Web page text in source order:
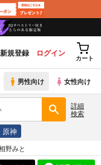
新規登録 ログイン
カート
男性向け 女性向け
詳細
検索
原神
野みと